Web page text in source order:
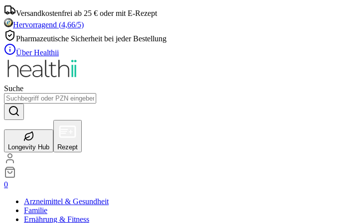
Versandkostenfrei ab 25 € oder mit E-Rezept
Hervorragend (4,66/5)
Pharmazeutische Sicherheit bei jeder Bestellung
Über Healthii
Suche
Longevity Hub Rezept
0
Arzneimittel & Gesundheit
Familie
Ernährung & Fitness